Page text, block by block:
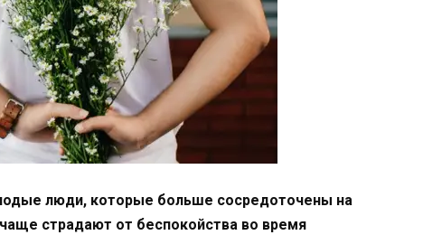
люди, которые больше сосредоточены на
страдают от беспокойства во время